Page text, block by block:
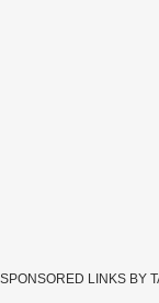
SPONSORED LINKS BY